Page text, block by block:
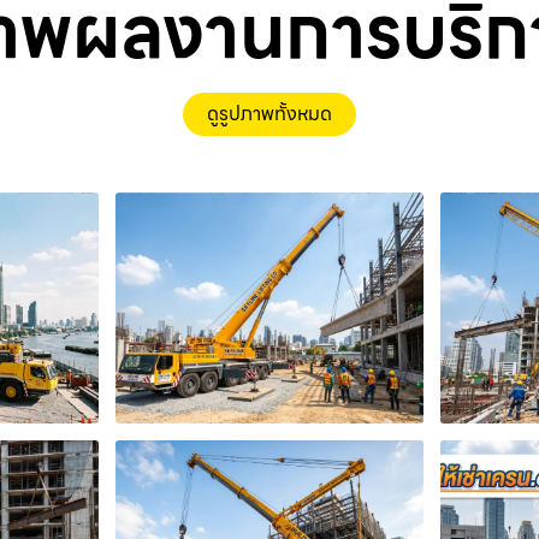
ผลงานการบริ
ดูรูปภาพทั้งหมด